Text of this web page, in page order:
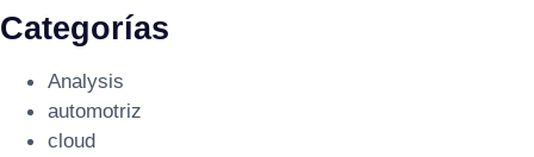
Categorías
Analysis
automotriz
cloud